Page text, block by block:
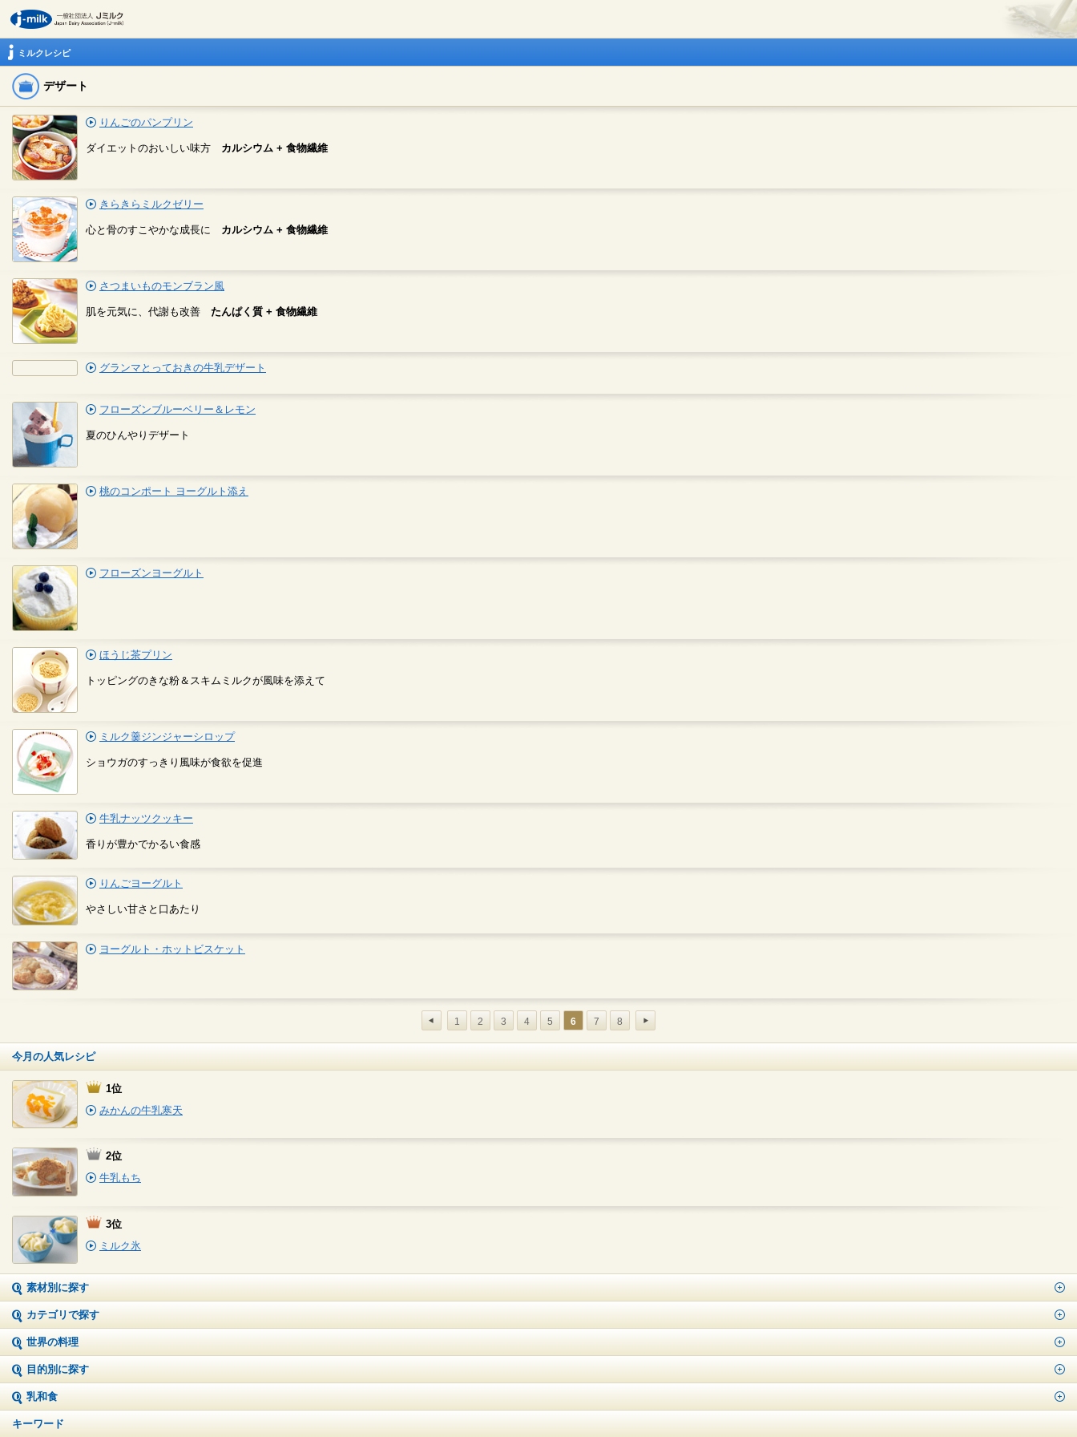
ミルクレシピ
デザート
りんごのパンプリン
ダイエットのおいしい味方 カルシウム + 食物繊維
きらきらミルクゼリー
心と骨のすこやかな成長に カルシウム + 食物繊維
さつまいものモンブラン風
肌を元気に、代謝も改善 たんぱく質 + 食物繊維
グランマとっておきの牛乳デザート
フローズンブルーベリー＆レモン
夏のひんやりデザート
桃のコンポート ヨーグルト添え
フローズンヨーグルト
ほうじ茶プリン
トッピングのきな粉＆スキムミルクが風味を添えて
ミルク羹ジンジャーシロップ
ショウガのすっきり風味が食欲を促進
牛乳ナッツクッキー
香りが豊かでかるい食感
りんごヨーグルト
やさしい甘さと口あたり
ヨーグルト・ホットビスケット
1 2 3 4 5 6 7 8
今月の人気レシピ
1位
みかんの牛乳寒天
2位
牛乳もち
3位
ミルク氷
素材別に探す
カテゴリで探す
世界の料理
目的別に探す
乳和食
キーワード